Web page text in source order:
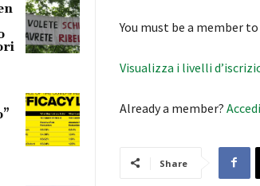
You must be a member
Visualizza i livelli
Already a member? Accedi
Share